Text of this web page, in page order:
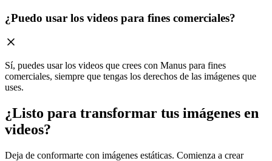
¿Puedo usar los videos para fines comerciales?
Sí, puedes usar los videos que crees con Manus para fines
comerciales, siempre que tengas los derechos de las imágenes que
uses.
¿Listo para transformar tus imágenes en
videos?
Deja de conformarte con imágenes estáticas. Comienza a crear